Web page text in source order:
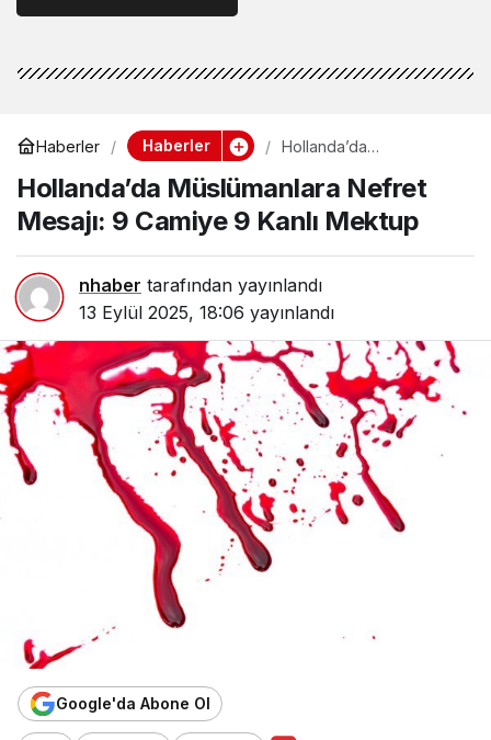
Euro banknotları
Haberler Haberler
Hollanda’da
Mesajı: 9 Camiye 9 Kanlı
Mektup
Hollanda’da Müslümanlara Nefret
Mesajı: 9 Camiye 9 Kanlı Mektup
nhaber tarafından yayınlandı
13 Eylül 2025, 18:06 yayınlandı
Google'da Abone Ol